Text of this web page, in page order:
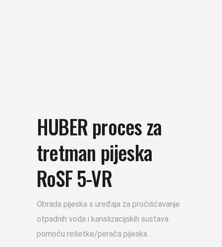
HUBER proces za
tretman pijeska
RoSF 5-VR
Obrada pijeska s uređaja za pročišćavanje
otpadnih voda i kanalizacijskih sustava
pomoću rešetke/perača pijeska